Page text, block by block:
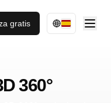
gratis
360°